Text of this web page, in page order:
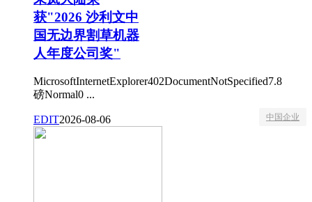
获"2026 沙利文中
国无边界割草机器
人年度公司奖"
MicrosoftInternetExplorer402DocumentNotSpecified7.8
磅Normal0 ...
EDIT2026-08-06 中国企业